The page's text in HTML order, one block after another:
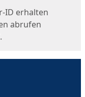
ID erhalten
abrufen